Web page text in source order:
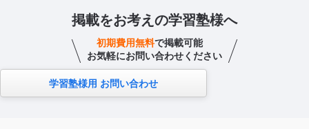
掲載をお考えの学習塾様へ
初期費用無料で掲載可能
お気軽にお問い合わせください
学習塾様用 お問い合わせ